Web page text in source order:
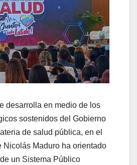
desarrolla en medio de los
sostenidos del Gobierno
de salud pública, en el
Nicolás Maduro ha orientado
un Sistema Público